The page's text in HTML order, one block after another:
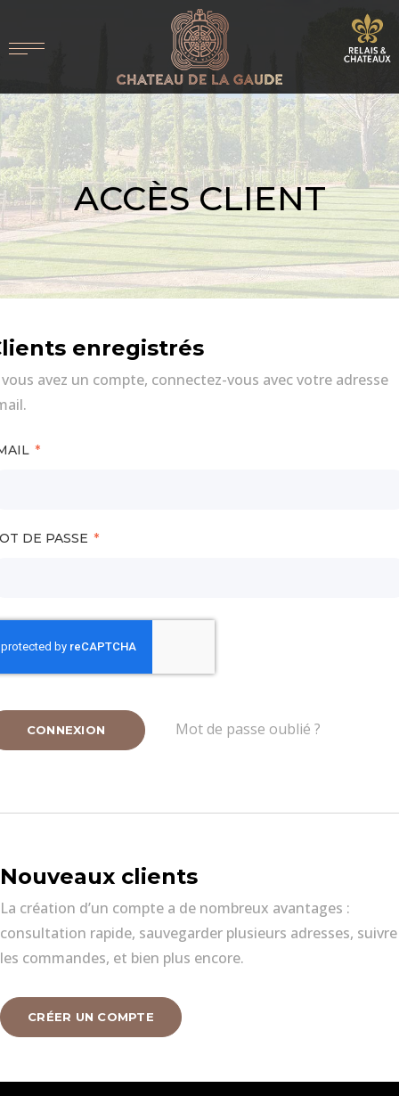
ACCÈS CLIENT
enregistrés
vous avez un compte, connectez-vous avec votre adresse
DE PASSE
CONNEXION Mot de passe oublié ?
Nouveaux clients
La création d’un compte a de nombreux avantages :
consultation rapide, sauvegarder plusieurs adresses, suivre
les commandes, et bien plus encore.
CRÉER UN COMPTE